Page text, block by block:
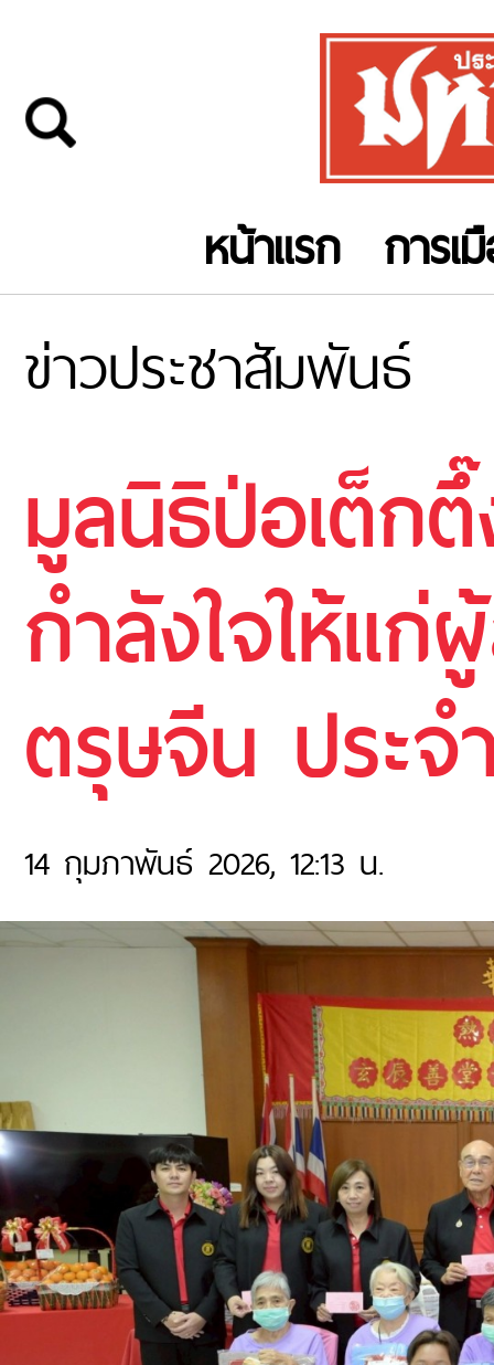
หน้าแรก การเ
ข่าวประชาสัมพันธ์
มูลนิธิป่อเต็ก
กำลังใจให้แก่
ตรุษจีน ประจ
14 กุมภาพันธ์ 2026, 12:13 น.